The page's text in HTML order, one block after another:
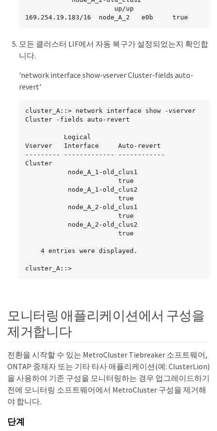
169.254.19.183/16  node_A_2   e0b     true
cluster_A::>
모든 클러스터 LIF에서 자동 복구가 설정되었는지 확인합
니다.
'network interface show-vserver Cluster-fields auto-
revert'
cluster_A::> network interface show -vserver
Cluster -fields auto-revert
Vserver   Interface     Auto-revert
--------- ------------- ------------
Cluster
cluster_A::>
모니터링 애플리케이션에서 구성을
제거합니다
전환을 시작할 수 있는 MetroCluster Tiebreaker 소프트웨어,
ONTAP 중재자 또는 기타 타사 애플리케이션(예: ClusterLion)
을 사용하여 기존 구성을 모니터링하는 경우 업그레이드하기
전에 모니터링 소프트웨어에서 MetroCluster 구성을 제거해
야 합니다.
단계